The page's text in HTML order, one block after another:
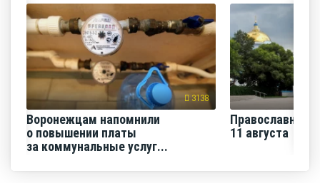
3138
Воронежцам напомнили
о повышении платы
за коммунальные услуг...
Православная
11 августа